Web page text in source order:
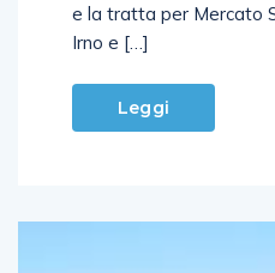
e la tratta per Mercato
Irno e […]
Leggi